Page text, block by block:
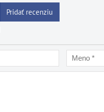
Pridať recenziu